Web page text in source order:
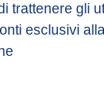
trattenere gli
esclusivi